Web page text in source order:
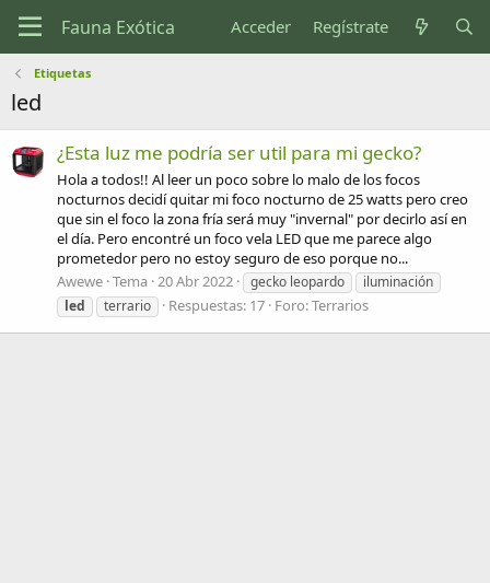
Acceder Regístrate
Etiquetas
led
¿Esta luz me podría ser util para mi gecko?
Hola a todos!! Al leer un poco sobre lo malo de los focos
nocturnos decidí quitar mi foco nocturno de 25 watts pero creo
que sin el foco la zona fría será muy "invernal" por decirlo así en
el día. Pero encontré un foco vela LED que me parece algo
prometedor pero no estoy seguro de eso porque no...
Awewe Tema 20 Abr 2022 gecko leopardo
iluminación
led
terrario Respuestas: 17 Foro:Terrarios